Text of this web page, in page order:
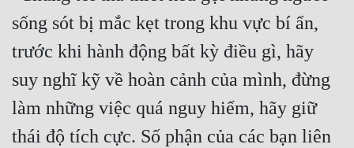
Đông Phương Huyền Huyễn
Đồng Nhân
Cẩu Đạo Trường Sinh
Ngự Thú
sống sót bị mắc kẹt trong khu vực bí ẩn,
trước khi hành động bất kỳ điều gì, hãy
suy nghĩ kỹ về hoàn cảnh của mình, đừng
làm những việc quá nguy hiểm, hãy giữ
thái độ tích cực. Số phận của các bạn liên